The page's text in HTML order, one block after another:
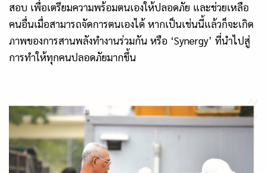
สอบ เพื่อเตรียมความพร้อมตนเองให้ปลอดภัย และช่วยเหลือ
คนอื่นเมื่อสามารถจัดการตนเองได้ หากเป็นเช่นนี้แล้วก็จะเกิด
ภาพของการสานพลังทำงานร่วมกัน หรือ ‘Synergy’ ที่นำไปสู่
การทำให้ทุกคนปลอดภัยมากขึ้น